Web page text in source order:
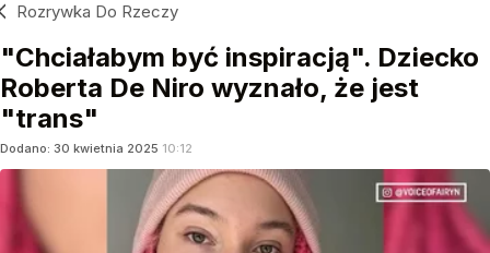
Rozrywka Do Rzeczy
"Chciałabym być inspiracją". Dziecko
Roberta De Niro wyznało, że jest
"trans"
Dodano: 30 kwietnia 2025 10:12